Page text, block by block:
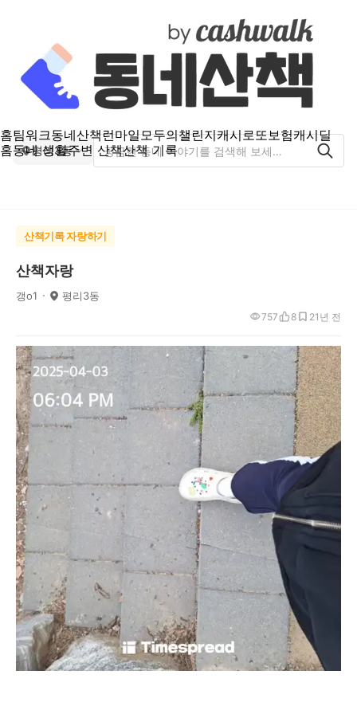
홈팀워크동네산책런마일모두의챌린지캐시로또보험캐시딜
홈동네 생활주변 산책산책 기록
평리3동
산책기록 자랑하기
산책자랑
갱o1 평리3동
1년 전
757 8 2